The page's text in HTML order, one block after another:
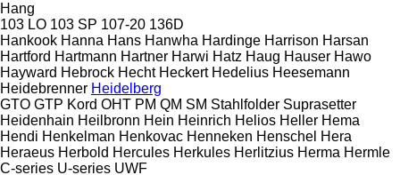
Hang
103 LO 103 SP 107-20 136D
Hankook Hanna Hans Hanwha Hardinge Harrison Harsan
Hartford Hartmann Hartner Harwi Hatz Haug Hauser Hawo
Hayward Hebrock Hecht Heckert Hedelius Heesemann
Heidebrenner Heidelberg
GTO GTP Kord OHT PM QM SM Stahlfolder Suprasetter
Heidenhain Heilbronn Hein Heinrich Helios Heller Hema
Hendi Henkelman Henkovac Henneken Henschel Hera
Heraeus Herbold Hercules Herkules Herlitzius Herma Hermle
C-series U-series UWF